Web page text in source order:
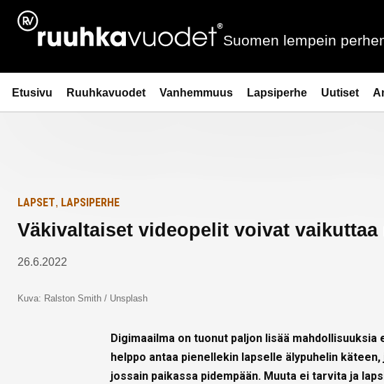
Siirry
sisältöön
Ruuhkavuodet.fi
Suomen lempein
Etusivu Ruuhkavuodet Vanhemmuus Lapsiperhe Uutiset
Etusivulle
LAPSET, LAPSIPERHE
Väkivaltaiset videopelit voivat
26.6.2022
Kuva: Ralston Smith / Unsplash
Digimaailma on tuonut paljon lisää
helppo antaa pienellekin lapselle älypuhelin
jossain paikassa pidempään. Muuta ei tarvita ja